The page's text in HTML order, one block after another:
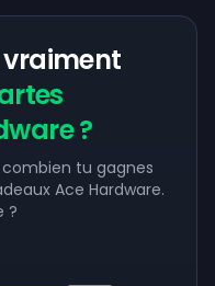
?
tu gagnes
Ace Hardware.
?